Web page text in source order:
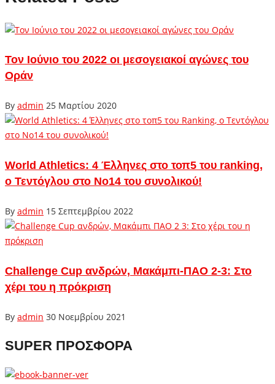
Τον Ιούνιο του 2022 οι μεσογειακοί αγώνες του
Οράν
By admin 25 Μαρτίου 2020
World Athletics: 4 Έλληνες στο τοπ5 του ranking,
ο Τεντόγλου στο Νο14 του συνολικού!
By admin 15 Σεπτεμβρίου 2022
Challenge Cup ανδρών, Μακάμπι-ΠΑΟ 2-3: Στο
χέρι του η πρόκριση
By admin 30 Νοεμβρίου 2021
SUPER ΠΡΟΣΦΟΡΑ